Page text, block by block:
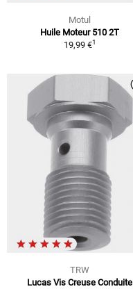
Motul
Huile Moteur 510 2T
19,99 €1
TRW
Lucas Vis Creuse Conduite